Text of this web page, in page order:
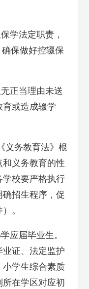
学法定职责，
保做好控辍保
正当理由未送
或造成辍学
义务教育法》根
义务教育的性
学校要严格执行
招生程序，促
。
应届毕业生。
证、法定监护
小学生综合素质
在学区对应初